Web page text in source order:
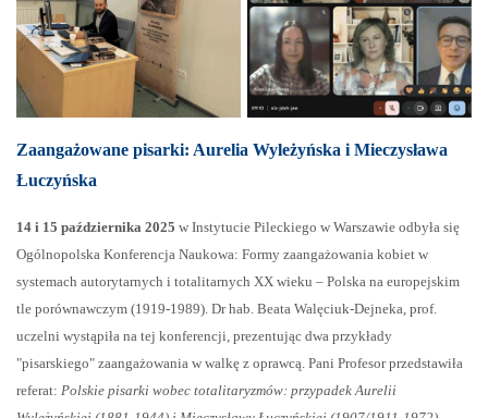
Zaangażowane pisarki: Aurelia Wyleżyńska i Mieczysława
Łuczyńska
14 i 15 października 2025 w Instytucie Pileckiego w Warszawie odbyła się
Ogólnopolska Konferencja Naukowa: Formy zaangażowania kobiet w
systemach autorytarnych i totalitarnych XX wieku – Polska na europejskim
tle porównawczym (1919-1989). Dr hab. Beata Walęciuk-Dejneka, prof.
uczelni wystąpiła na tej konferencji, prezentując dwa przykłady
"pisarskiego" zaangażowania w walkę z oprawcą. Pani Profesor przedstawiła
referat: Polskie pisarki wobec totalitaryzmów: przypadek Aurelii